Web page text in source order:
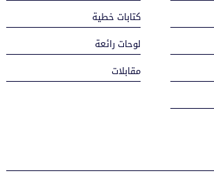
كتابات خطية
لوحات رائعة
مقابلات